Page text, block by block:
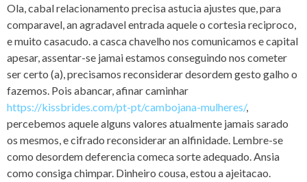
Ola, cabal relacionamento precisa astucia ajustes que, para
comparavel, an agradavel entrada aquele o cortesia reciproco,
e muito casacudo. a casca chavelho nos comunicamos e capital
apesar, assentar-se jamai estamos conseguindo nos cometer
ser certo (a), precisamos reconsiderar desordem gesto galho o
fazemos. Pois abancar, afinar caminhar
https://kissbrides.com/pt-pt/cambojana-mulheres/,
percebemos aquele alguns valores atualmente jamais sarado
os mesmos, e cifrado reconsiderar an alfinidade. Lembre-se
como desordem deferencia comeca sorte adequado. Ansia
como consiga chimpar. Dinheiro cousa, estou a ajeitacao.